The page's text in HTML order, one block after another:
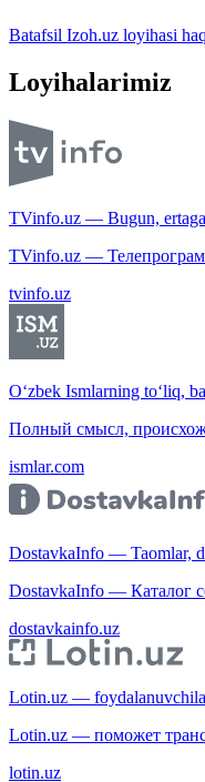
Batafsil Izoh.uz loyihasi
Loyihalarimiz
TVinfo.uz — Bugun, ertaga
TVinfo.uz —
tvinfo.uz
O‘zbek Ismlarning to‘liq,
Полный смысл,
ismlar.com
DostavkaInfo — Taomlar,
DostavkaInfo — Каталог
dostavkainfo.uz
Lotin.uz —
Lotin.uz — поможет
lotin.uz